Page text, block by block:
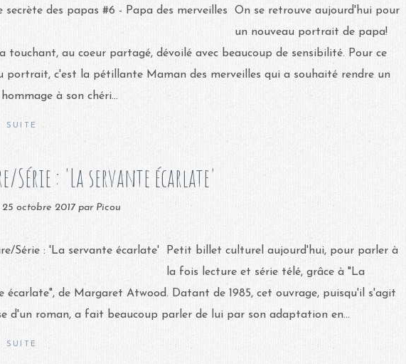
On se retrouve aujourd'hui pour
un nouveau portrait de papa!
touchant, au coeur partagé, dévoilé avec beaucoup de sensibilité. Pour ce
portrait, c'est la pétillante Maman des merveilles qui a souhaité rendre un
à son chéri...
SUITE
Série : 'La servante écarlate'
25 octobre 2017 par Picou
Petit billet culturel aujourd'hui, pour parler à
la fois lecture et série télé, grâce à "La
écarlate", de Margaret Atwood. Datant de 1985, cet ouvrage, puisqu'il s'agit
d'un roman, a fait beaucoup parler de lui par son adaptation en...
SUITE